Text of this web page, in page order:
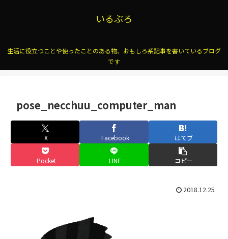
いるぶろ
生活に役立つことや使ったことのある物、おもしろ系記事を書いているブログ
です
pose_necchuu_computer_man
X Facebook はてブ
Pocket LINE コピー
2018.12.25